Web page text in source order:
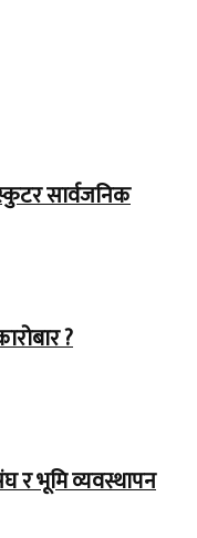
सार्वजनिक
?
र भूमि व्यवस्थापन